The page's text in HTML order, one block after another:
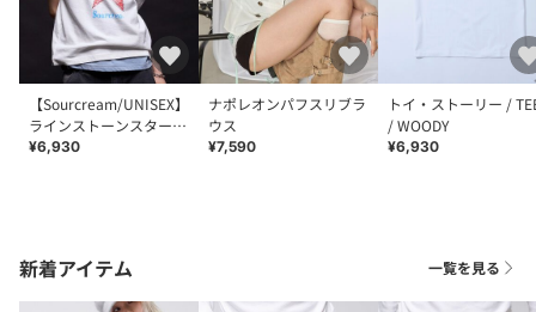
【Sourcream/UNISEX】
ラインストーンスターグ
ラフィックTEE
¥6,930
ナポレオンパフスリブラ
ウス
¥7,590
トイ・ストーリー /
/ WOODY
¥6,930
新着アイテム 一覧を見る